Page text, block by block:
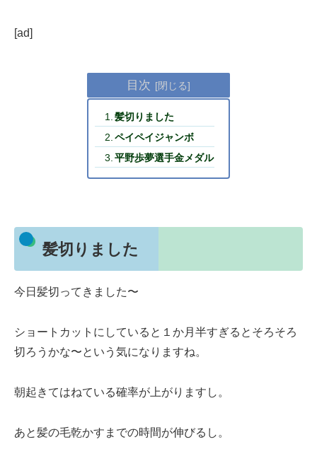
[ad]
目次
髪切りました
ペイペイジャンボ
平野歩夢選手金メダル
髪切りました
今日髪切ってきました〜
ショートカットにしていると１か月半すぎるとそろそろ
切ろうかな〜という気になりますね。
朝起きてはねている確率が上がりますし。
あと髪の毛乾かすまでの時間が伸びるし。